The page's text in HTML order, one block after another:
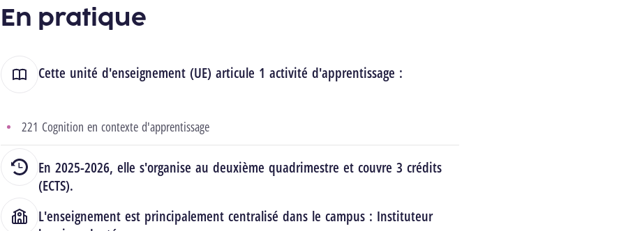
En pratique
Cette unité d'enseignement (UE) articule 1 activité d'apprentissage :
221 Cognition en contexte d'apprentissage
En 2025-2026, elle s'organise au deuxième quadrimestre et couvre 3 crédits
(ECTS).
L'enseignement est principalement centralisé dans le campus : Instituteur